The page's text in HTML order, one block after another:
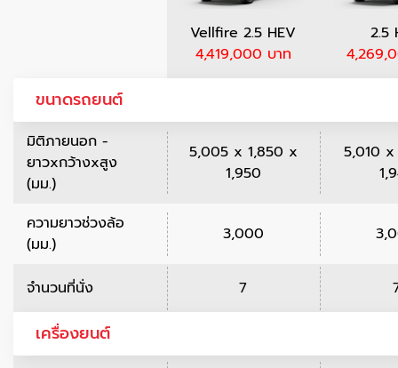
Vellfire 2.5 HEV
4,419,000 บาท
2.5
ขนาดรถยนต์
มิติภายนอก -
ยาวxกว้างxสูง
(มม.)
5,005 x 1,850 x
1,950
5,010
ความยาวช่วงล้อ
(มม.)
3,000
จำนวนที่นั่ง 7
เครื่องยนต์